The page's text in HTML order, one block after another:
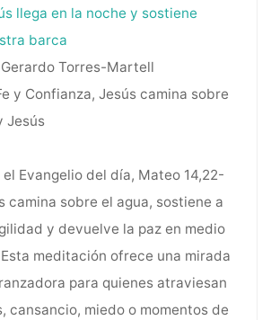
llega en la noche y sostiene
barca
Torres-Martell
y Confianza, Jesús camina sobre
Jesús
Evangelio del día, Mateo 14,22-
camina sobre el agua, sostiene a
y devuelve la paz en medio
meditación ofrece una mirada
para quienes atraviesan
cansancio, miedo o momentos de